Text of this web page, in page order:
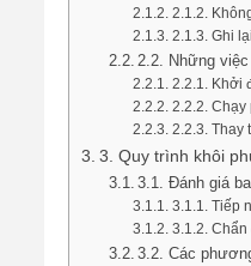
2.1.2.
2.1.3. Ghi
2.2. Những
2.2.1. Khởi
2.2.2. Chạy
2.2.3. Thay
3. Quy trình khôi
3.1. Đánh giá
3.1.1. Tiếp
3.1.2.
3.2. Các